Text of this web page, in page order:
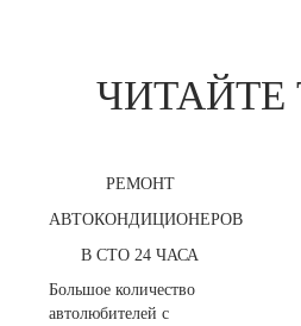
ЧИТАЙТЕ
РЕМОНТ
АВТОКОНДИЦИОНЕРОВ
В СТО 24 ЧАСА
Большое количество
автолюбителей с